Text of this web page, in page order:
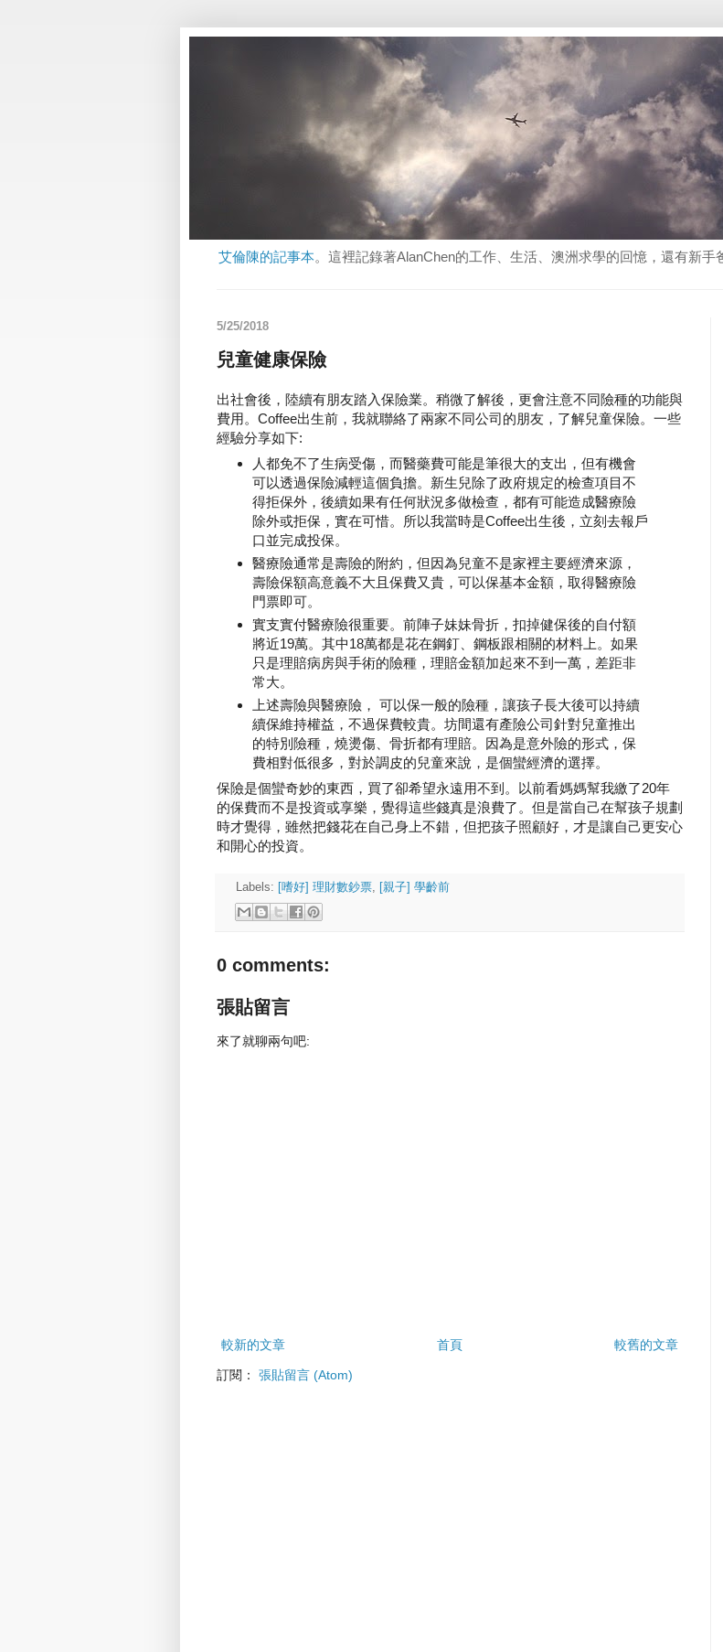
艾倫陳的記事本。這裡記錄著AlanChen的工作、生活、澳洲求學的回憶，還有新手
5/25/2018
兒童健康保險
出社會後，陸續有朋友踏入保險業。稍微了解後，更會注意不同險種的功能與
費用。Coffee出生前，我就聯絡了兩家不同公司的朋友，了解兒童保險。一些
經驗分享如下:
人都免不了生病受傷，而醫藥費可能是筆很大的支出，但有機會
可以透過保險減輕這個負擔。新生兒除了政府規定的檢查項目不
得拒保外，後續如果有任何狀況多做檢查，都有可能造成醫療險
除外或拒保，實在可惜。所以我當時是Coffee出生後，立刻去報戶
口並完成投保。
醫療險通常是壽險的附約，但因為兒童不是家裡主要經濟來源，
壽險保額高意義不大且保費又貴，可以保基本金額，取得醫療險
門票即可。
實支實付醫療險很重要。前陣子妹妹骨折，扣掉健保後的自付額
將近19萬。其中18萬都是花在鋼釘、鋼板跟相關的材料上。如果
只是理賠病房與手術的險種，理賠金額加起來不到一萬，差距非
常大。
上述壽險與醫療險， 可以保一般的險種，讓孩子長大後可以持續
續保維持權益，不過保費較貴。坊間還有產險公司針對兒童推出
的特別險種，燒燙傷、骨折都有理賠。因為是意外險的形式，保
費相對低很多，對於調皮的兒童來說，是個蠻經濟的選擇。
保險是個蠻奇妙的東西，買了卻希望永遠用不到。以前看媽媽幫我繳了20年
的保費而不是投資或享樂，覺得這些錢真是浪費了。但是當自己在幫孩子規劃
時才覺得，雖然把錢花在自己身上不錯，但把孩子照顧好，才是讓自己更安心
和開心的投資。
Labels: [嗜好] 理財數鈔票, [親子] 學齡前
0 comments:
張貼留言
來了就聊兩句吧:
較新的文章 較舊的文章
首頁
訂閱： 張貼留言 (Atom)